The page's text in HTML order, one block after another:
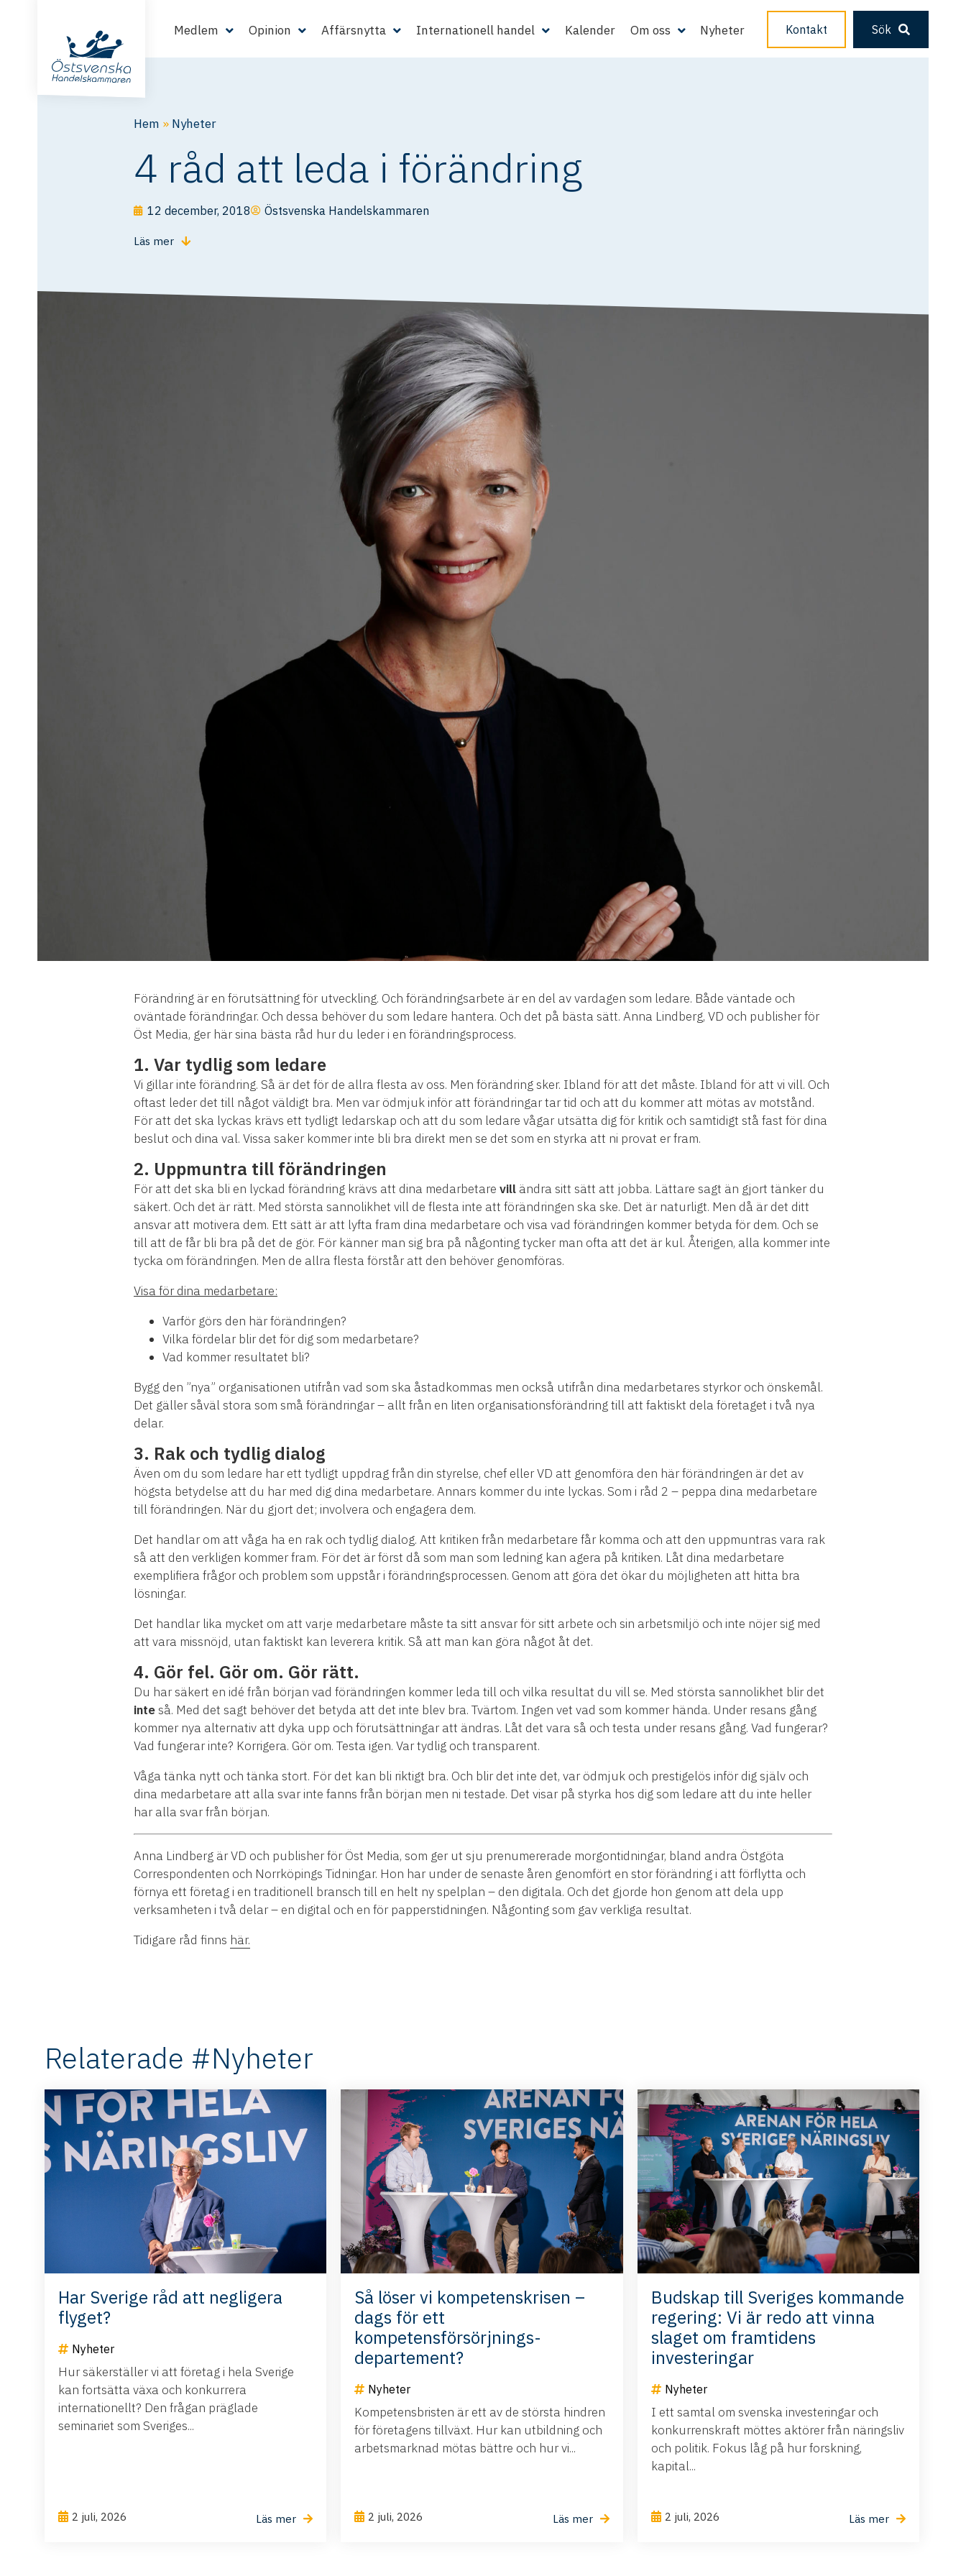
Medlem Opinion Affärsnytta Internationell handel Kalender Om oss Nyheter Kontakt Sök
Hem » Nyheter
4 råd att leda i förändring
12 december, 2018 Östsvenska Handelskammaren
Läs mer
Förändring är en förutsättning för utveckling. Och förändringsarbete är en del av vardagen som ledare. Både väntade och
oväntade förändringar. Och dessa behöver du som ledare hantera. Och det på bästa sätt. Anna Lindberg, VD och publisher för
Öst Media, ger här sina bästa råd hur du leder i en förändringsprocess.
1. Var tydlig som ledare
Vi gillar inte förändring. Så är det för de allra flesta av oss. Men förändring sker. Ibland för att det måste. Ibland för att vi vill. Och
oftast leder det till något väldigt bra. Men var ödmjuk inför att förändringar tar tid och att du kommer att mötas av motstånd.
För att det ska lyckas krävs ett tydligt ledarskap och att du som ledare vågar utsätta dig för kritik och samtidigt stå fast för dina
beslut och dina val. Vissa saker kommer inte bli bra direkt men se det som en styrka att ni provat er fram.
2. Uppmuntra till förändringen
För att det ska bli en lyckad förändring krävs att dina medarbetare vill ändra sitt sätt att jobba. Lättare sagt än gjort tänker du
säkert. Och det är rätt. Med största sannolikhet vill de flesta inte att förändringen ska ske. Det är naturligt. Men då är det ditt
ansvar att motivera dem. Ett sätt är att lyfta fram dina medarbetare och visa vad förändringen kommer betyda för dem. Och se
till att de får bli bra på det de gör. För känner man sig bra på någonting tycker man ofta att det är kul. Återigen, alla kommer inte
tycka om förändringen. Men de allra flesta förstår att den behöver genomföras.
Visa för dina medarbetare:
Varför görs den här förändringen?
Vilka fördelar blir det för dig som medarbetare?
Vad kommer resultatet bli?
Bygg den ”nya” organisationen utifrån vad som ska åstadkommas men också utifrån dina medarbetares styrkor och önskemål.
Det gäller såväl stora som små förändringar – allt från en liten organisationsförändring till att faktiskt dela företaget i två nya
delar.
3. Rak och tydlig dialog
Även om du som ledare har ett tydligt uppdrag från din styrelse, chef eller VD att genomföra den här förändringen är det av
högsta betydelse att du har med dig dina medarbetare. Annars kommer du inte lyckas. Som i råd 2 – peppa dina medarbetare
till förändringen. När du gjort det; involvera och engagera dem.
Det handlar om att våga ha en rak och tydlig dialog. Att kritiken från medarbetare får komma och att den uppmuntras vara rak
så att den verkligen kommer fram. För det är först då som man som ledning kan agera på kritiken. Låt dina medarbetare
exemplifiera frågor och problem som uppstår i förändringsprocessen. Genom att göra det ökar du möjligheten att hitta bra
lösningar.
Det handlar lika mycket om att varje medarbetare måste ta sitt ansvar för sitt arbete och sin arbetsmiljö och inte nöjer sig med
att vara missnöjd, utan faktiskt kan leverera kritik. Så att man kan göra något åt det.
4. Gör fel. Gör om. Gör rätt.
Du har säkert en idé från början vad förändringen kommer leda till och vilka resultat du vill se. Med största sannolikhet blir det
inteså. Med det sagt behöver det betyda att det inte blev bra. Tvärtom. Ingen vet vad som kommer hända. Under resans gång
kommer nya alternativ att dyka upp och förutsättningar att ändras. Låt det vara så och testa under resans gång. Vad fungerar?
Vad fungerar inte? Korrigera. Gör om. Testa igen. Var tydlig och transparent.
Våga tänka nytt och tänka stort. För det kan bli riktigt bra. Och blir det inte det, var ödmjuk och prestigelös inför dig själv och
dina medarbetare att alla svar inte fanns från början men ni testade. Det visar på styrka hos dig som ledare att du inte heller
har alla svar från början.
Anna Lindberg är VD och publisher för Öst Media, som ger ut sju prenumererade morgontidningar, bland andra Östgöta
Correspondenten och Norrköpings Tidningar. Hon har under de senaste åren genomfört en stor förändring i att förflytta och
förnya ett företag i en traditionell bransch till en helt ny spelplan – den digitala. Och det gjorde hon genom att dela upp
verksamheten i två delar – en digital och en för papperstidningen. Någonting som gav verkliga resultat.
Tidigare råd finns här.
Relaterade #Nyheter
Har Sverige råd att negligera
flyget?
Nyheter
Hur säkerställer vi att företag i hela Sverige
kan fortsätta växa och konkurrera
internationellt? Den frågan präglade
seminariet som Sveriges...
2 juli, 2026 Läs mer
Så löser vi kompetenskrisen –
dags för ett
kompetensförsörjnings-
departement?
Nyheter
Kompetensbristen är ett av de största hindren
för företagens tillväxt. Hur kan utbildning och
arbetsmarknad mötas bättre och hur vi...
2 juli, 2026 Läs mer
Budskap till Sveriges kommande
regering: Vi är redo att vinna
slaget om framtidens
investeringar
Nyheter
I ett samtal om svenska investeringar och
konkurrenskraft möttes aktörer från näringsliv
och politik. Fokus låg på hur forskning,
kapital...
2 juli, 2026 Läs mer